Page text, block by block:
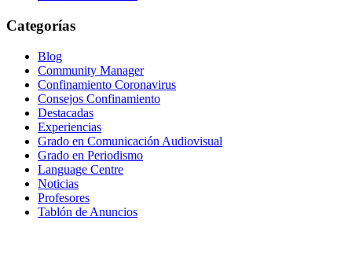
Categorías
Blog
Community Manager
Confinamiento Coronavirus
Consejos Confinamiento
Destacadas
Experiencias
Grado en Comunicación Audiovisual
Grado en Periodismo
Language Centre
Noticias
Profesores
Tablón de Anuncios